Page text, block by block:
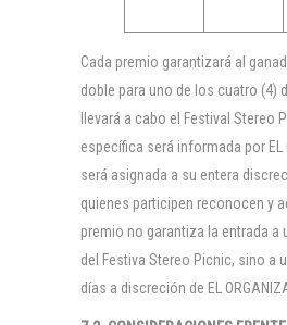
Cada premio garantizará al
doble para uno de los cuatro (4)
llevará a cabo el Festival Stereo
específica será informada por EL
será asignada a su entera
quienes participen reconocen y
premio no garantiza la entrada a
del Festiva Stereo Picnic, sino a
días a discreción de EL